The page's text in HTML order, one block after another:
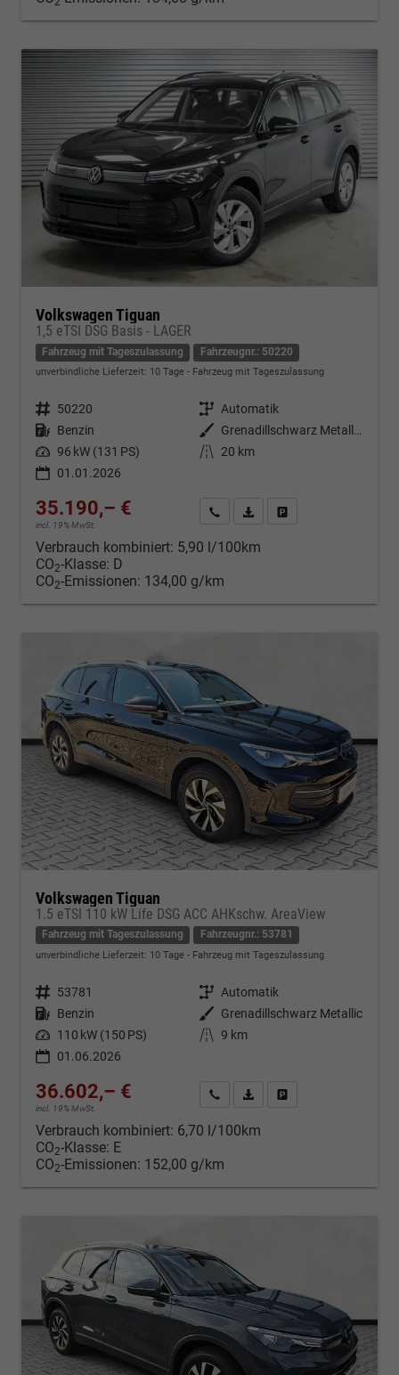
Volkswagen Tiguan
1,5 eTSI DSG Basis - LAGER
Fahrzeug mit Tageszulassung Fahrzeugnr.: 50220
unverbindliche Lieferzeit: 10 Tage Fahrzeug mit Tageszulassung
Fahrzeugnr. 50220 Getriebe Automatik
Kraftstoff Benzin Außenfarbe
Grenadillschwarz Metallic (0E)
Leistung 96 kW (131 PS) Kilometerstand
20 km
01.01.2026
35.190,– €
incl. 19% MwSt.
Kontakt & Angebot anfordern
PDF-Datei, Fahrzeugexposé
Verbrauch kombiniert: 5,90 l/100km
CO2-Klasse: D
CO2-Emissionen: 134,00 g/km
Volkswagen Tiguan
1.5 eTSI 110 kW Life DSG ACC AHKschw. AreaView
Fahrzeug mit Tageszulassung Fahrzeugnr.: 53781
unverbindliche Lieferzeit: 10 Tage Fahrzeug mit Tageszulassung
Fahrzeugnr. 53781 Getriebe Automatik
Kraftstoff Benzin Außenfarbe Grenadillschwarz Metallic
Leistung 110 kW (150 PS) Kilometerstand 9 km
01.06.2026
36.602,– €
incl. 19% MwSt.
Kontakt & Angebot anfordern
PDF-Datei, Fahrzeugexposé
Verbrauch kombiniert: 6,70 l/100km
CO2-Klasse: E
CO2-Emissionen: 152,00 g/km